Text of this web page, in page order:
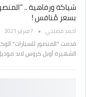
بسعر مُنافس !
أحمد مصلحي 7 فبراير 2021
قدمت "المنصور للسيارات"
الشهيرة أوبل كروس لاند موديل 2021